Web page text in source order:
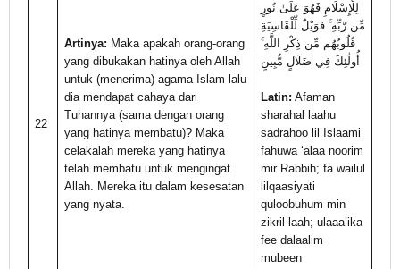
22
Artinya: Maka apakah orang-orang
yang dibukakan hatinya oleh Allah
untuk (menerima) agama Islam lalu
dia mendapat cahaya dari
Tuhannya (sama dengan orang
yang hatinya membatu)? Maka
celakalah mereka yang hatinya
telah membatu untuk mengingat
Allah. Mereka itu dalam kesesatan
yang nyata.
لِلْإِسْلَامِ فَهُوَ عَلَىٰ نُورٍ
مِّن رَّبِّهِ ۚ فَوَيْلٌ لِّلْقَاسِيَةِ
قُلُوبُهُم مِّن ذِكْرِ اللَّهِ ۚ
أُولَٰئِكَ فِي ضَلَالٍ مُّبِينٍ
Latin: Afaman
sharahal laahu
sadrahoo lil Islaami
fahuwa ‘alaa noorim
mir Rabbih; fa wailul
lilqaasiyati
quloobuhum min
zikril laah; ulaaa’ika
fee dalaalim
mubeen